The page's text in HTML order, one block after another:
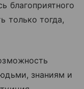
благоприятного
только тогда,
знаниям и